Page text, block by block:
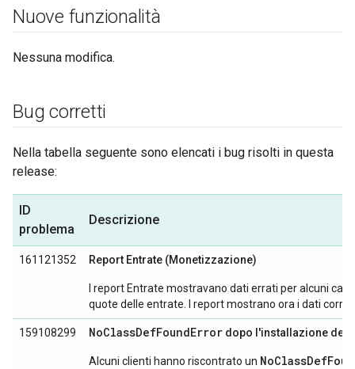
Nuove funzionalità
Nessuna modifica.
Bug corretti
Nella tabella seguente sono elencati i bug risolti in questa
release:
ID
problema
Descrizione
161121352 Report Entrate (Monetizzazione)
I report Entrate mostravano dati errati per alcuni
quote delle entrate. I report mostrano ora i dati
159108299 NoClassDefFoundError dopo l'installazione
Alcuni clienti hanno riscontrato un